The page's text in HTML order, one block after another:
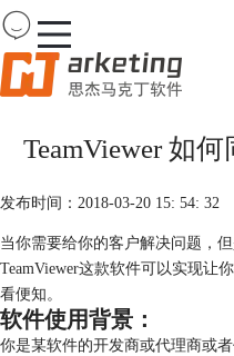
下载
购买
案例
服务
TeamViewer 如
发布时间：2018-03-20 15: 54: 32
当你需要给你的客户解决问题，
TeamViewer这款软件可以实现让
看便知。
软件使用背景：
你是某软件的开发商或代理商或